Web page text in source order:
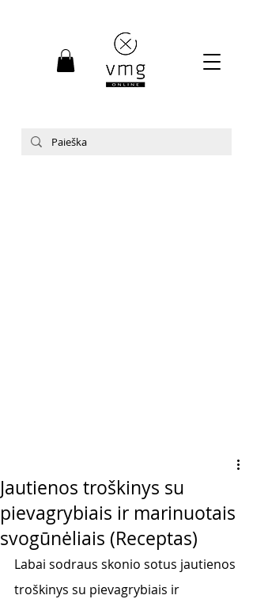
Jautienos troškinys su
pievagrybiais ir marinuotais
svogūnėliais (Receptas)
Labai sodraus skonio sotus jautienos
troškinys su pievagrybiais ir